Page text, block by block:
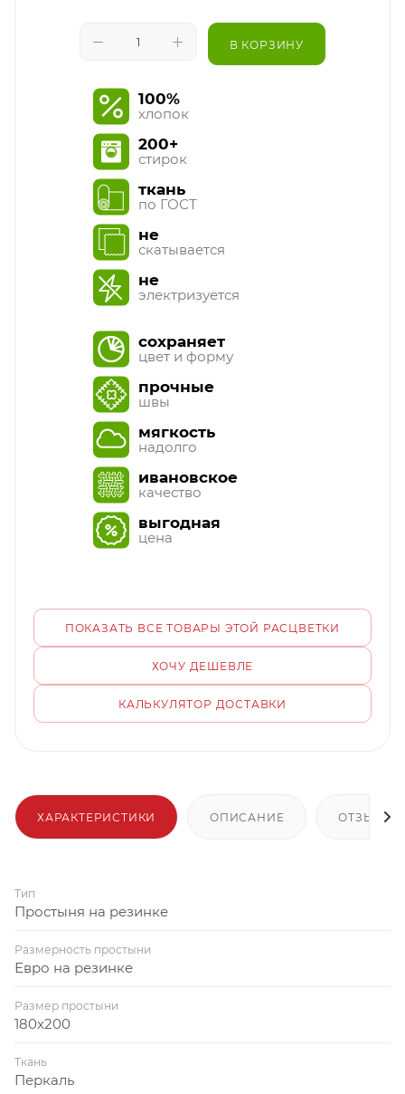
В КОРЗИНУ
100%
хлопок
200+
стирок
ткань
по ГОСТ
не
скатывается
не
электризуется
сохраняет
цвет и форму
прочные
швы
мягкость
надолго
ивановское
качество
выгодная
цена
ПОКАЗАТЬ ВСЕ ТОВАРЫ ЭТОЙ РАСЦВЕТКИ
ХОЧУ ДЕШЕВЛЕ
КАЛЬКУЛЯТОР ДОСТАВКИ
ХАРАКТЕРИСТИКИ ОПИСАНИЕ ОТЗЫВЫ
Тип
Простыня на резинке
Размерность простыни
Евро на резинке
Размер простыни
180x200
Ткань
Перкаль